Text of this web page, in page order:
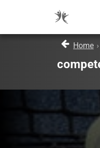
Home ›